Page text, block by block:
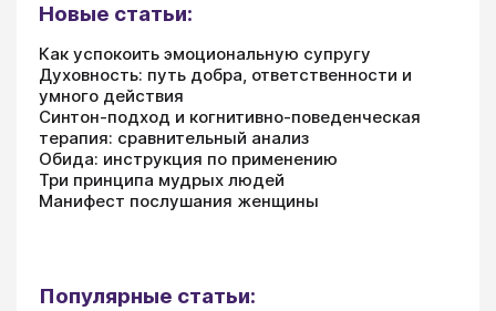
Новые статьи:
Как успокоить эмоциональную супругу
Духовность: путь добра, ответственности и
умного действия
Синтон-подход и когнитивно-поведенческая
терапия: сравнительный анализ
Обида: инструкция по применению
Три принципа мудрых людей
Манифест послушания женщины
Популярные статьи: